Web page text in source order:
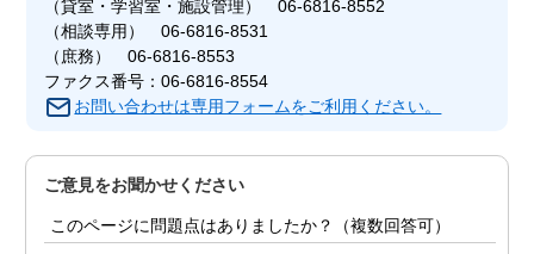
（貸室・学習室・施設管理） 06-6816-8552
（相談専用） 06-6816-8531
（庶務） 06-6816-8553
ファクス番号：06-6816-8554
お問い合わせは専用フォームをご利用ください。
ご意見をお聞かせください
このページに問題点はありましたか？（複数回答可）